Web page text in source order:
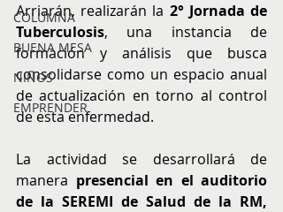
COLUMNA
BUENA MESA
NIÑOS
EMPRENDER
Arriarán, realizarán la 2° Jornada de
Tuberculosis, una instancia de
formación y análisis que busca
consolidarse como un espacio anual
de actualización en torno al control
de esta enfermedad.
La actividad se desarrollará de
manera presencial en el auditorio
de la SEREMI de Salud de la RM,